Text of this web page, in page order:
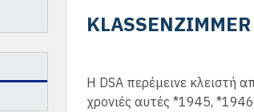
KLASSENZIMMER
Η DSA περέμεινε κλειστή
χρονιές αυτές *1945,